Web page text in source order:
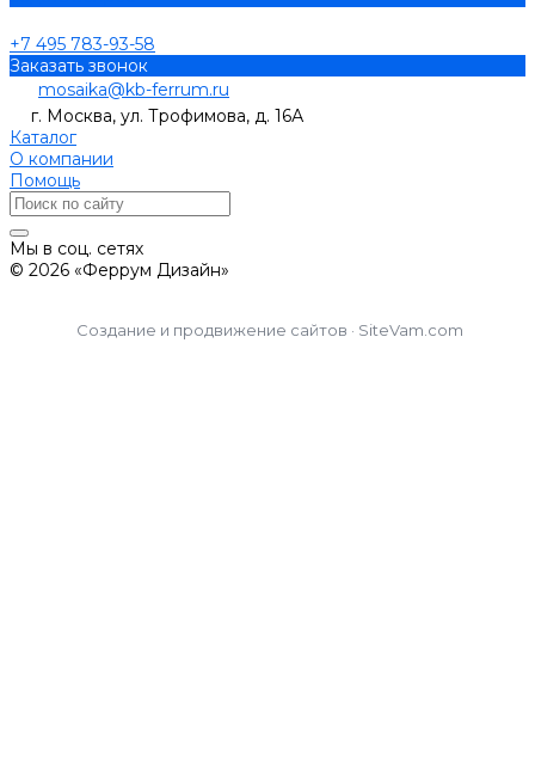
+7 495 783-93-58
Заказать звонок
mosaika@kb-ferrum.ru
г. Москва, ул. Трофимова, д. 16А
Каталог
О компании
Помощь
Мы в соц. сетях
© 2026 «Феррум Дизайн»
Создание и продвижение сайтов · SiteVam.com